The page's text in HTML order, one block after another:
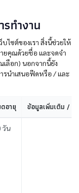
ทำงาน
ไซต์ของเรา สิ่งนี้ช่วยให้
ยคุณด้วยชื่อ และจดจำ
ลือก) นอกจากนี้ยัง
รนำเสนอฟีดหรือ / และ
อายุ ข้อมูลเพิ่มเติม / ไ
วัน